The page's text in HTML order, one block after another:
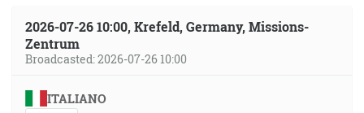
2026-07-26 10:00, Krefeld, Germany, Missions-
Zentrum
Broadcasted: 2026-07-26 10:00
ITALIANO